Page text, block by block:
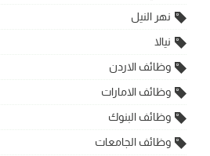
نهر النيل
نيالا
وظائف الاردن
وظائف الامارات
وظائف البنوك
وظائف الجامعات